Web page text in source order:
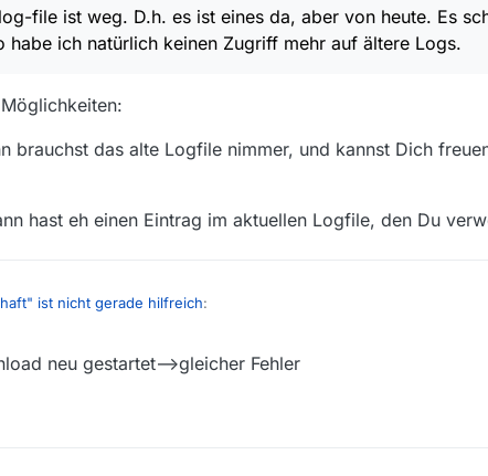
file ist weg. D.h. es ist eines da, aber von heute. Es
ich natürlich keinen Zugriff mehr auf ältere Logs.
brauchst das alte Logfile nimmer, und kannst Dich
hast eh einen Eintrag im aktuellen Logfile, den Du
ist nicht gerade hilfreich:
Das log-file ist weg. D.h. es ist eines da, aber von heute. Es
es gibt 2 Möglichkeiten:
neu gestartet—>gleicher Fehler